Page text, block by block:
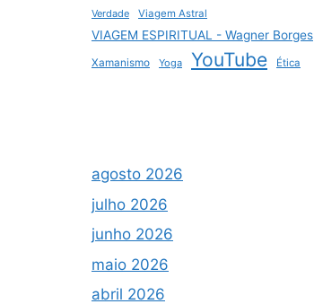
Verdade Viagem Astral
VIAGEM ESPIRITUAL - Wagner Borges
Xamanismo Yoga YouTube Ética
agosto 2026
julho 2026
junho 2026
maio 2026
abril 2026